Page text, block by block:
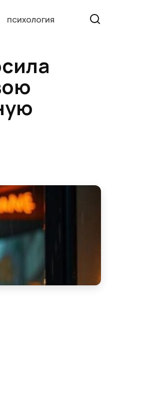
ПСИХОЛОГИЯ